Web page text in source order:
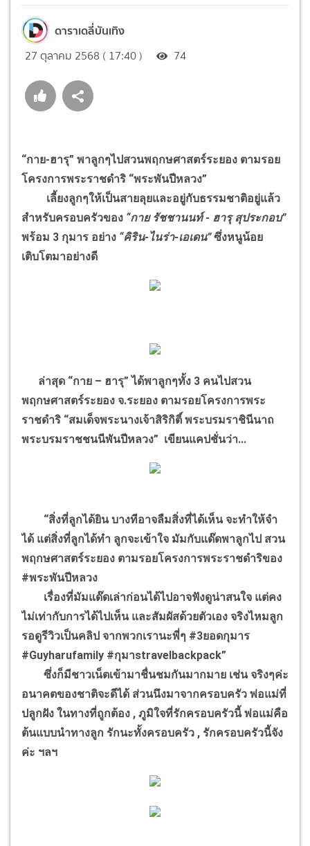
ดาราเดลี่บันเทิง
27 ตุลาคม 2568 ( 17:40 ) 74
“กาย-ฮารุ” พาลูกๆไปสวนพฤกษศาสตร์ระยอง ตามรอย
โครงการพระราชดำริ “พระพันปีหลวง”
เลี้ยงลูกๆให้เป็นสายลุยและอยู่กับธรรมชาติอยู่แล้ว
สำหรับครอบครัวของ “กาย รัชชานนท์ - ฮารุ สุประกอบ”
พร้อม 3 กุมาร อย่าง “คิริน-ไนร่า-เอเดน”ซึ่งหนูน้อย
เติบโตมาอย่างดี
ล่าสุด “กาย – ฮารุ” ได้พาลูกๆทั้ง 3 คนไปสวน
พฤกษศาสตร์ระยอง จ.ระยอง ตามรอยโครงการพระ
ราชดำริ “สมเด็จพระนางเจ้าสิริกิติ์ พระบรมราชินีนาถ
พระบรมราชชนนีพันปีหลวง” เขียนแคปชั่นว่า...
“สิ่งที่ลูกได้ยิน บางทีอาจลืมสิ่งที่ได้เห็น จะทำให้จำ
ได้ แต่สิ่งที่ลูกได้ทำ ลูกจะเข้าใจ มัมกับแด๊ดพาลูกไป สวน
พฤกษศาสตร์ระยอง ตามรอยโครงการพระราชดำริของ
#พระพันปีหลวง
เรื่องที่มัมแด๊ดเล่าก่อนได้ไปอาจฟังดูน่าสนใจ แต่คง
ไม่เท่ากับการได้ไปเห็น และสัมผัสด้วยตัวเอง จริงไหมลูก
รอดูรีวิวเป็นคลิป จากพวกเรานะพี่ๆ #3ยอดกุมาร
#Guyharufamily #กุมาstravelbackpack”
ซึ่งก็มีชาวเน็ตเข้ามาชื่นชมกันมากมาย เช่น จริงๆค่ะ
อนาคตของชาติจะดีได้ ส่วนนึงมาจากครอบครัว พ่อแม่ที่
ปลูกฝัง ในทางที่ถูกต้อง , ภูมิใจที่รักครอบครัวนี้ พ่อแม่คือ
ต้นแบบนำทางลูก รักนะทั้งครอบครัว , รักครอบครัวนี้จัง
ค่ะ ฯลฯ